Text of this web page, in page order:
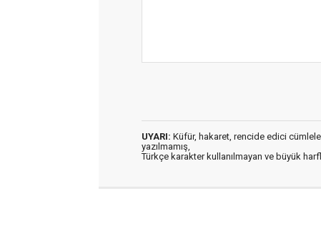
UYARI: Küfür, hakaret, rencide edici
yazılmamış,
Türkçe karakter kullanılmayan ve büyük